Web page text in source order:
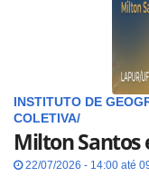
INSTITUTO DE
COLETIVA/
Milton Santos
22/07/2026 - 14:00 até